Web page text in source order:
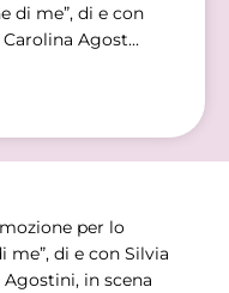
di me”, di e con
Agost...
per lo
di e con Silvia
in scena